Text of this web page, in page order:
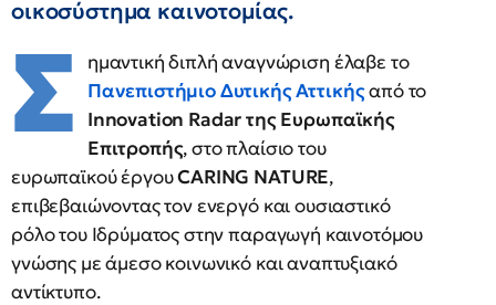
οικοσύστημα καινοτομίας.
Σ
ημαντική διπλή αναγνώριση έλαβε το
Πανεπιστήμιο Δυτικής Αττικήςαπό το
Innovation Radar της Ευρωπαϊκής
Επιτροπής, στο πλαίσιο του
ευρωπαϊκού έργουCARING NATURE,
επιβεβαιώνοντας τον ενεργό και ουσιαστικό
ρόλο του Ιδρύματος στην παραγωγή καινοτόμου
γνώσης με άμεσο κοινωνικό και αναπτυξιακό
αντίκτυπο.